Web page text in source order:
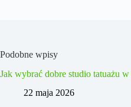
Podobne wpisy
Jak wybrać dobre studio tatuażu
22 maja 2026